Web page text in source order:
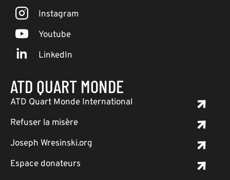
Instagram
Youtube
LinkedIn
ATD QUART MONDE
ATD Quart Monde International
Refuser la misère
Joseph Wresinski.org
Espace donateurs